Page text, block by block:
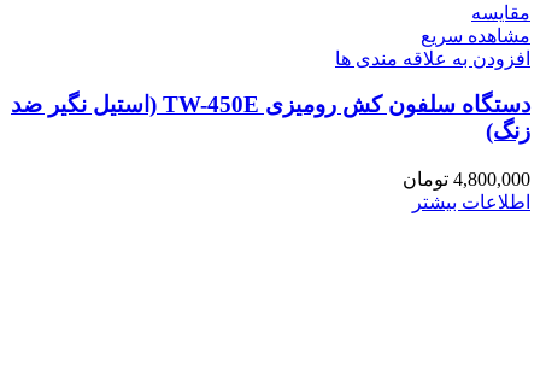
مقایسه
مشاهده سریع
افزودن به علاقه مندی ها
دستگاه سلفون کش رومیزی TW-450E (استیل نگیر ضد
زنگ)
4,800,000 تومان
اطلاعات بیشتر